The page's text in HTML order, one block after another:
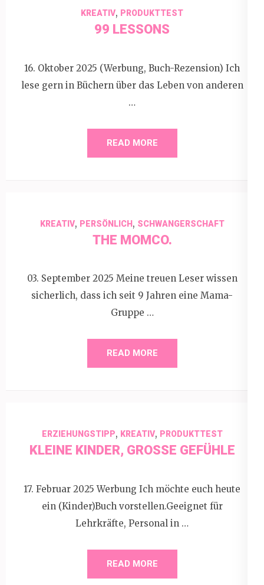
KREATIV, PRODUKTTEST
99 LESSONS
16. Oktober 2025 (Werbung, Buch-Rezension) Ich
lese gern in Büchern über das Leben von anderen
…
READ MORE
KREATIV, PERSÖNLICH, SCHWANGERSCHAFT
THE MOMCO.
03. September 2025 Meine treuen Leser wissen
sicherlich, dass ich seit 9 Jahren eine Mama-
Gruppe …
READ MORE
ERZIEHUNGSTIPP, KREATIV, PRODUKTTEST
KLEINE KINDER, GROSSE GEFÜHLE
17. Februar 2025 Werbung Ich möchte euch heute
ein (Kinder)Buch vorstellen.Geeignet für
Lehrkräfte, Personal in …
READ MORE